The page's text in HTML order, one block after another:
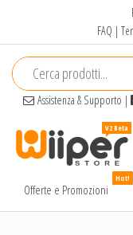
contenuto
FAQ |
Assistenza & Supporto |
Offerte e Promozioni
Hot!